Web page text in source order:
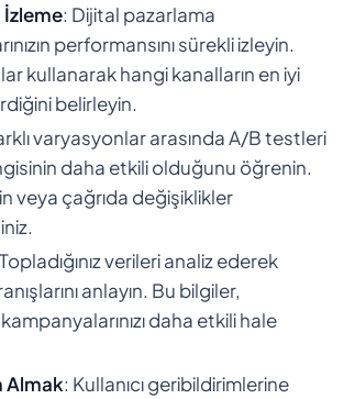
: Dijital pazarlama
performansını sürekli izleyin.
kullanarak hangi kanalların en iyi
belirleyin.
varyasyonlar arasında A/B testleri
daha etkili olduğunu öğrenin.
veya çağrıda değişiklikler
verileri analiz ederek
anlayın. Bu bilgiler,
daha etkili hale
Almak: Kullanıcı geribildirimlerine